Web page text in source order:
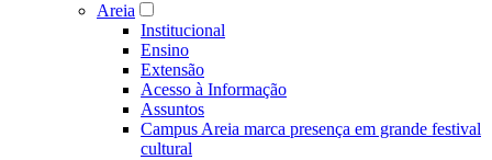
Areia
Institucional
Ensino
Extensão
Acesso à Informação
Assuntos
Campus Areia marca presença em grande festival
cultural